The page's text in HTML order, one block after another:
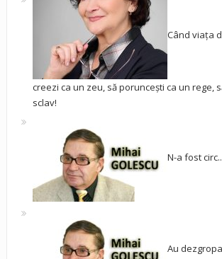
Când viața
creezi ca un zeu, să poruncești ca un rege,
sclav!
N-a fost
Au